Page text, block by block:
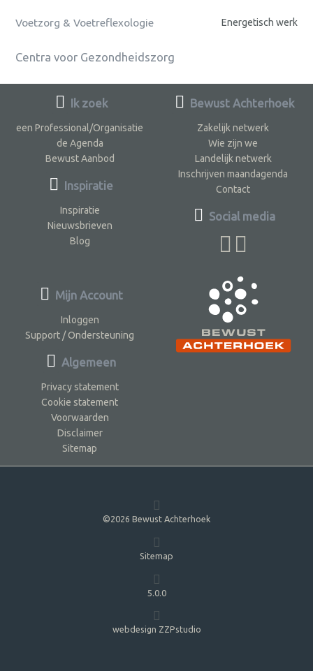
Voetzorg & Voetreflexologie Energetisch werk
Centra voor Gezondheidszorg
Ik zoek
een Professional/Organisatie
de Agenda
Bewust Aanbod
Inspiratie
Inspiratie
Nieuwsbrieven
Blog
Bewust Achterhoek
Zakelijk netwerk
Wie zijn we
Landelijk netwerk
Inschrijven maandagenda
Contact
Social media
Mijn Account
Inloggen
Support / Ondersteuning
Algemeen
Privacy statement
Cookie statement
Voorwaarden
Disclaimer
Sitemap
©2026 Bewust Achterhoek
Sitemap
5.0.0
webdesign ZZPstudio